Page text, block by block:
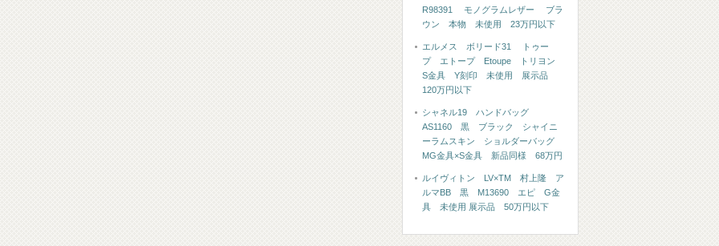
R98391 モノグラムレザー ブラ
ウン 本物 未使用 23万円以下
エルメス ボリード31 トゥー
プ エトープ Etoupe トリヨン
S金具 Y刻印 未使用 展示品
120万円以下
シャネル19 ハンドバッグ
AS1160 黒 ブラック シャイニ
ーラムスキン ショルダーバッグ
MG金具×S金具 新品同様 68万円
ルイヴィトン LV×TM 村上隆 ア
ルマBB 黒 M13690 エピ G金
具 未使用 展示品 50万円以下